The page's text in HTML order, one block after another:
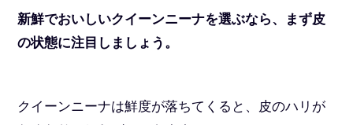
新鮮でおいしいクイーンニーナを選ぶなら、まず皮
の状態に注目しましょう。
クイーンニーナは鮮度が落ちてくると、皮のハリが